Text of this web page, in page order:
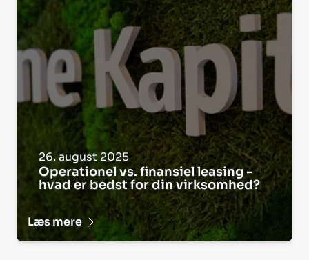
Læs mere
26. august 2025
Operationel vs. finansiel leasing -
hvad er bedst for din virksomhed?